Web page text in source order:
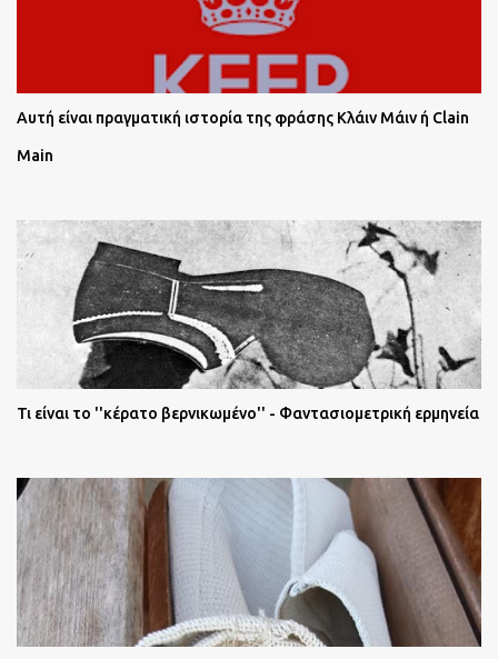
Αυτή είναι πραγματική ιστορία της φράσης Κλάιν Μάιν ή Clain
Main
Τι είναι το ''κέρατο βερνικωμένο'' - Φαντασιομετρική ερμηνεία